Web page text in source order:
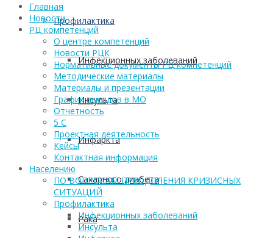
Профилактика
Инфекционных заболеваний
Инсульта
Инфаркта
Сахарного диабета
Рака
Главная
Новости
РЦ компетенций
О центре компетенций
Новости РЦК
Нормативные документы РЦ компетенций
Методические материалы
Материалы и презентации
График выездов в МО
Отчетность
5 С
Проектная деятельность
Кейсы
Контактная информация
Населению
ПО ВОПРОСАМ ПРЕОДОЛЕНИЯ КРИЗИСНЫХ
СИТУАЦИЙ
Профилактика
Инфекционных заболеваний
Инсульта